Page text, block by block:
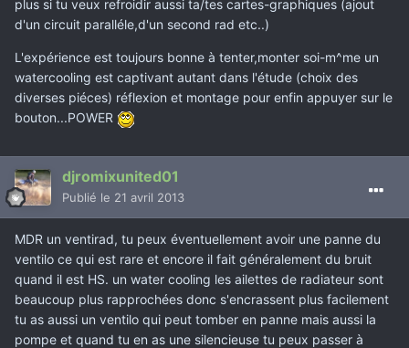
plus si tu veux refroidir aussi ta/tes cartes-graphiques (ajout
d'un circuit paralléle,d'un second rad etc..)
L'expérience est toujours bonne à tenter,monter soi-m^me un
watercooling est captivant autant dans l'étude (choix des
diverses piéces) réflexion et montage pour enfin appuyer sur le
bouton...POWER
djromixunited01
Publié le 21 avril 2013
MDR un ventirad, tu peux éventuellement avoir une panne du
ventilo ce qui est rare et encore il fait généralement du bruit
quand il est HS. un water cooling les ailettes de radiateur sont
beaucoup plus rapprochées donc s'encrassent plus facilement
tu as aussi un ventilo qui peut tomber en panne mais aussi la
pompe et quand tu en as une silencieuse tu peux passer à